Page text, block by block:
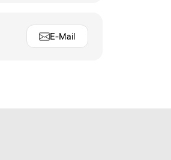
E-Mail